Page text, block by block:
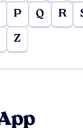
P Q R
Z